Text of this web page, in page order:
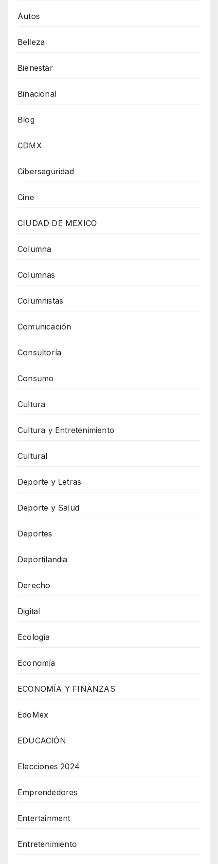
Autos
Belleza
Bienestar
Binacional
Blog
CDMX
Ciberseguridad
Cine
CIUDAD DE MEXICO
Columna
Columnas
Columnistas
Comunicación
Consultoría
Consumo
Cultura
Cultura y Entretenimiento
Cultural
Deporte y Letras
Deporte y Salud
Deportes
Deportilandia
Derecho
Digital
Ecología
Economía
ECONOMÍA Y FINANZAS
EdoMex
EDUCACIÓN
Elecciones 2024
Emprendedores
Entertainment
Entretenimiento